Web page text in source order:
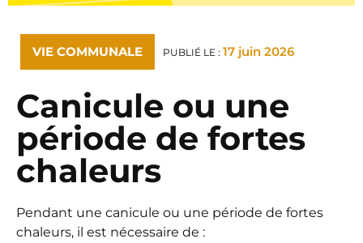
VIE COMMUNALE PUBLIÉ LE : 17 juin 2026
Canicule ou une
période de fortes
chaleurs
Pendant une canicule ou une période de fortes
chaleurs, il est nécessaire de :